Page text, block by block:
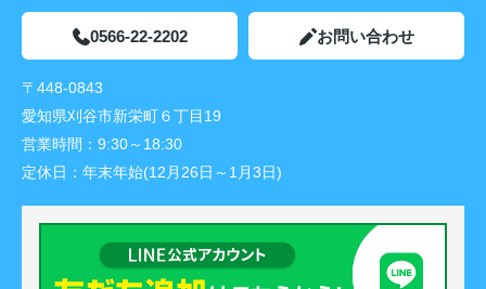
0566-22-2202 お問い合わせ
〒448-0843
愛知県刈谷市新栄町６丁目19
営業時間： 9:30～18:30
定休日： 年末年始(12月26日～1月3日)